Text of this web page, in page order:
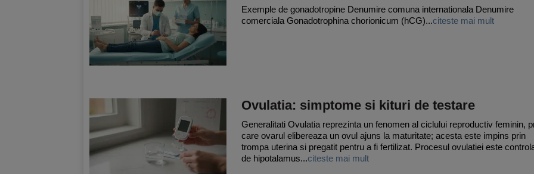
Exemple de gonadotropine Denumire comuna internationala Denumire
comerciala Gonadotrophina chorionicum (hCG)...citeste mai mult
Ovulatia: simptome si kituri de testare
Generalitati Ovulatia reprezinta un fenomen al ciclului reproductiv feminin,
care ovarul elibereaza un ovul ajuns la maturitate; acesta este impins prin
trompa uterina si pregatit pentru a fi fertilizat. Procesul ovulatiei este
de hipotalamus...citeste mai mult